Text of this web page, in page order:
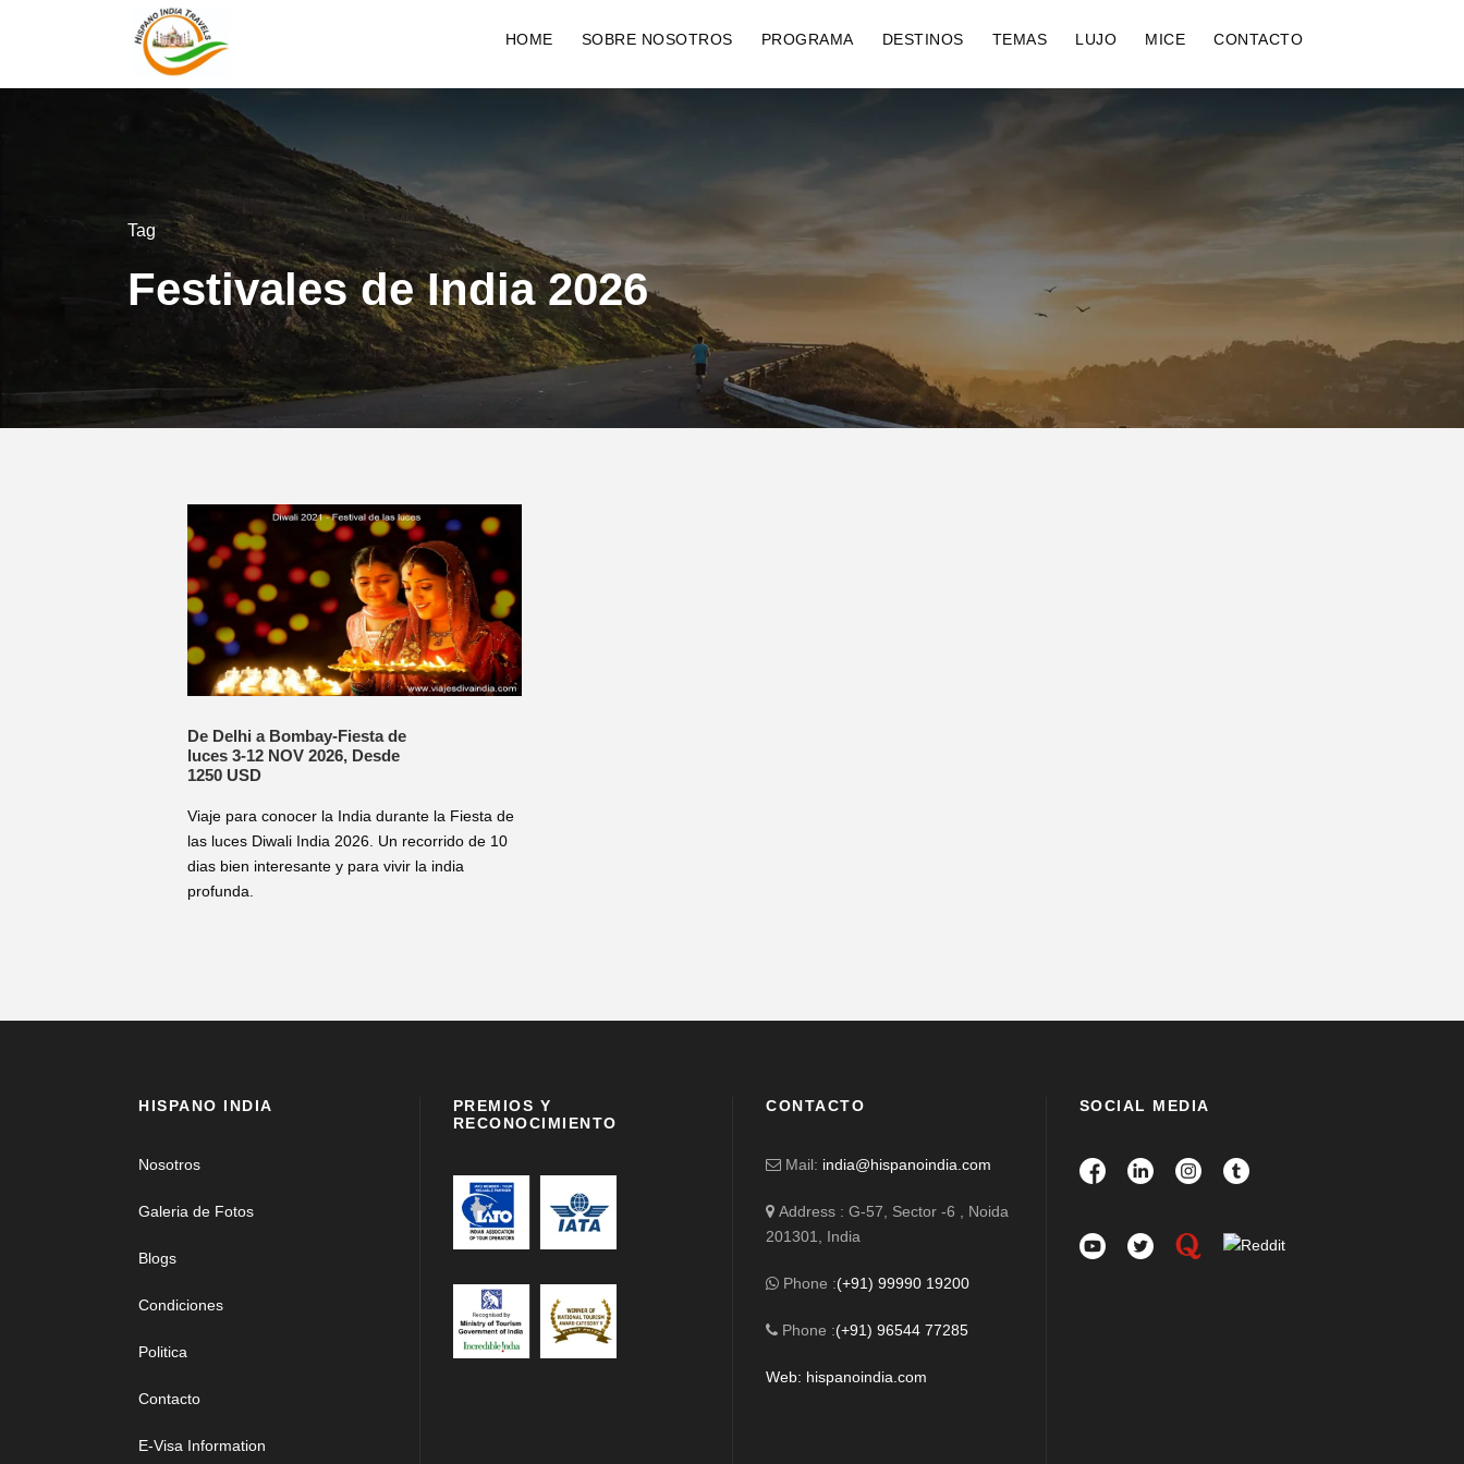
HOME SOBRE NOSOTROS PROGRAMA DESTINOS TEMAS LUJO MICE CONTACTO
Tag
Festivales de India 2026
De Delhi a Bombay-Fiesta de
luces 3-12 NOV 2026, Desde
1250 USD
Viaje para conocer la India durante la Fiesta de
las luces Diwali India 2026. Un recorrido de 10
dias bien interesante y para vivir la india
profunda.
HISPANO INDIA
Nosotros
Galeria de Fotos
Blogs
Condiciones
Politica
Contacto
E-Visa Information
PREMIOS Y
RECONOCIMIENTO
CONTACTO
Mail: india@hispanoindia.com
Address : G-57, Sector -6 , Noida
201301, India
Phone :(+91) 99990 19200
Phone :(+91) 96544 77285
Web: hispanoindia.com
SOCIAL MEDIA